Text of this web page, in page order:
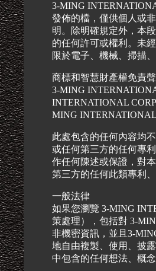
3-MING
發佈的檔，僅供個人或
明。除明確規定外，本
的任何許可或權利。未
限於電子、機械、掃描
商標和智慧財產權免責
3-MING
INTERNATIONAL
MING
此處包含的任何內容均
或任何第三方的任何專
作任何陳述或保證，對
第三方的任何此類專利
一般法律
如果您瀏覽 3-MING
策處理），包括對 3-
非機密資訊，並且3-
地自由複製、使用、披
中包含的任何想法、概